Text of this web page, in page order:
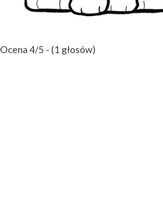
Ocena 4/5 - (1 głosów)